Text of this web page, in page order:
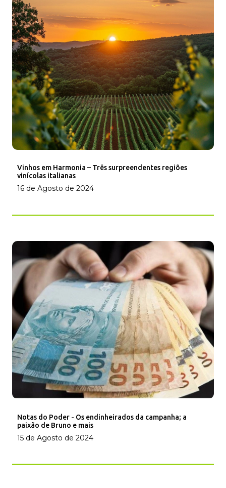
Vinhos em Harmonia – Três surpreendentes regiões
vinícolas italianas
16 de Agosto de 2024
Notas do Poder - Os endinheirados da campanha; a
paixão de Bruno e mais
15 de Agosto de 2024